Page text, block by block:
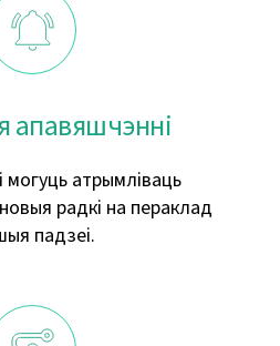
апавяшчэнні
могуць атрымліваць
радкі на пераклад
падзеі.